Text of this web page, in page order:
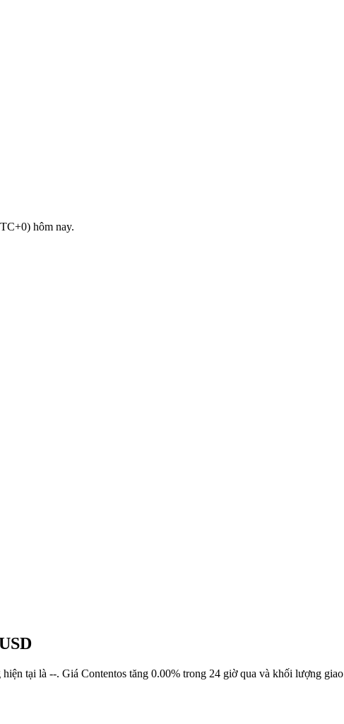
hôm nay.
tại là --. Giá Contentos tăng 0.00% trong 24 giờ qua và khối lượng